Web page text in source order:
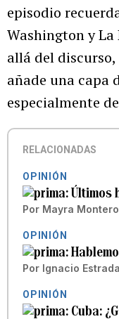
episodio
Washington y La
allá del
añade una capa
especialmente
RELACIONADAS
OPINIÓN
Últimos
Por Mayra Montero
OPINIÓN
Por Ignacio
OPINIÓN
Cuba: